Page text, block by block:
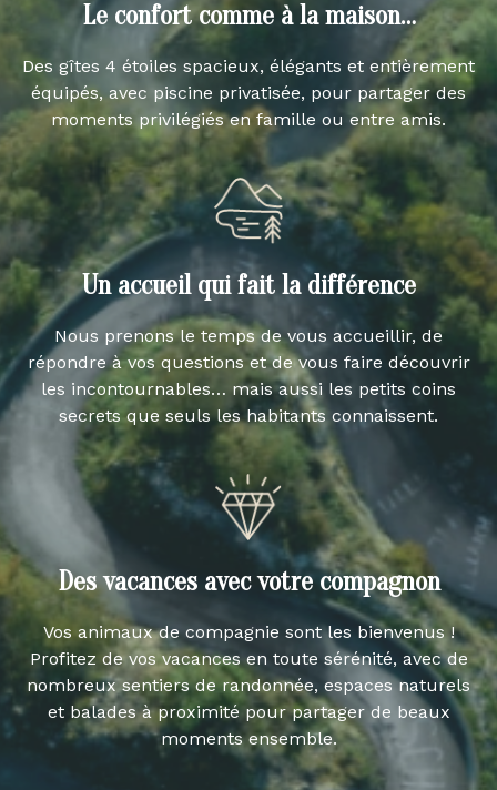
Le confort comme à la maison…
Des gîtes 4 étoiles spacieux, élégants et entièrement
équipés, avec piscine privatisée, pour partager des
moments privilégiés en famille ou entre amis.
Un accueil qui fait la différence
Nous prenons le temps de vous accueillir, de
répondre à vos questions et de vous faire découvrir
les incontournables… mais aussi les petits coins
secrets que seuls les habitants connaissent.
Des vacances avec votre compagnon
Vos animaux de compagnie sont les bienvenus !
Profitez de vos vacances en toute sérénité, avec de
nombreux sentiers de randonnée, espaces naturels
et balades à proximité pour partager de beaux
moments ensemble.